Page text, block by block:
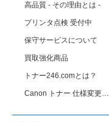
高品質 - その理由とは -
プリンタ点検 受付中
保守サービスについて
買取強化商品
トナー246.comとは？
Canon トナー 仕様変更…